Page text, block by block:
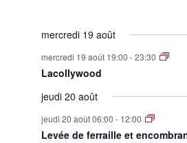
mercredi 19 août
mercredi 19 août 19:00 -23:30
Lacollywood
jeudi 20 août
jeudi 20 août 06:00 - 12:00
Levée de ferraille et